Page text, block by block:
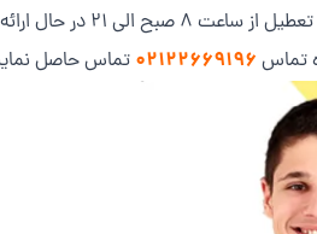
خدمات به مشتریان عزیز است.
تماس 02122669196 تماس حاصل